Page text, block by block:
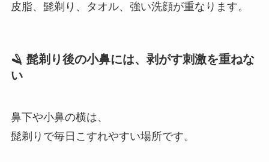
皮脂、髭剃り、タオル、強い洗顔が重なります。
🪒 髭剃り後の小鼻には、剥がす刺激を重ねな
い
鼻下や小鼻の横は、
髭剃りで毎日こすれやすい場所です。